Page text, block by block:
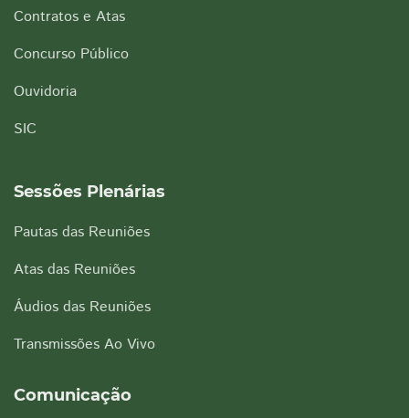
Contratos e Atas
Concurso Público
Ouvidoria
SIC
Sessões Plenárias
Pautas das Reuniões
Atas das Reuniões
Áudios das Reuniões
Transmissões Ao Vivo
Comunicação